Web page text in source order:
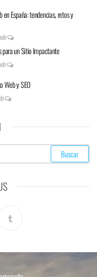
en España: tendencias, retos y
para un Sitio Impactante
Web y SEO